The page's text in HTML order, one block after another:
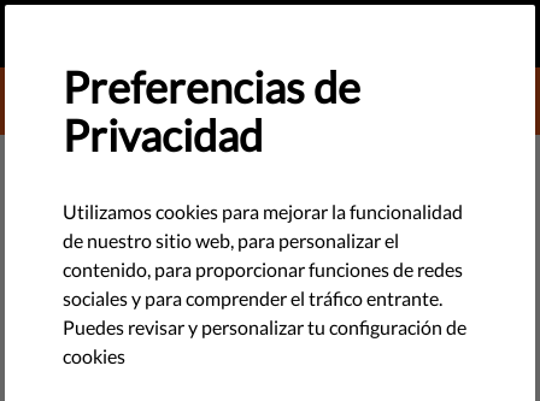
DONATE TO LIBERTIES
TECNOLOGÍA Y DERECHOS
Campamento romaní en Wroclaw
desalojado y derribado
La destrucción sin previo aviso de un campamento romaní en
Wroclaw ha sido condenada por la sociedad civil que señala
Preferencias de
Privacidad
Utilizamos cookies para mejorar la funcionalidad
de nuestro sitio web, para personalizar el
contenido, para proporcionar funciones de redes
sociales y para comprender el tráfico entrante.
Puedes revisar y personalizar tu configuración de
cookies